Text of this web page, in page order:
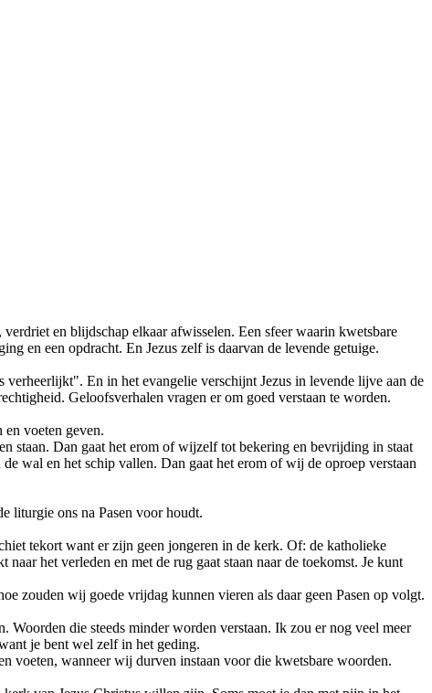
en blijdschap elkaar afwisselen. Een sfeer waarin kwetsbare
en een opdracht. En Jezus zelf is daarvan de levende getuige.
En in het evangelie verschijnt Jezus in levende lijve aan de
Geloofsverhalen vragen er om goed verstaan te worden.
voeten geven.
staan. Dan gaat het erom of wijzelf tot bekering en bevrijding in staat
wal en het schip vallen. Dan gaat het erom of wij de oproep verstaan
liturgie ons na Pasen voor houdt.
tekort want er zijn geen jongeren in de kerk. Of: de katholieke
het verleden en met de rug gaat staan naar de toekomst. Je kunt
zouden wij goede vrijdag kunnen vieren als daar geen Pasen op volgt.
die steeds minder worden verstaan. Ik zou er nog veel meer
je bent wel zelf in het geding.
voeten, wanneer wij durven instaan voor die kwetsbare woorden.